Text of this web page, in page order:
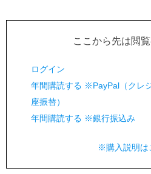
ここから先は閲覧
ログイン
年間購読する ※PayPal（クレ
座振替）
年間購読する ※銀行振込み
※購入説明は